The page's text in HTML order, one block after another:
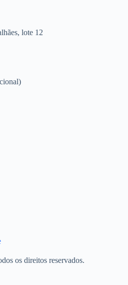
lote 12
os direitos reservados.